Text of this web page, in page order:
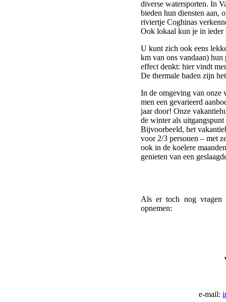
diverse watersporten. In
bieden hun diensten aan,
riviertje Coghinas
Ook lokaal kun je in ieder
U kunt zich ook eens
km van ons vandaan) hun
effect denkt: hier vindt
De thermale baden zijn
In de omgeving van onze
men een gevarieerd
jaar door! Onze
de winter als
Bijvoorbeeld, het
voor 2/3 personen – met
ook in de koelere
genieten van een
Als er toch nog vragen
opnemen:
e-mail: